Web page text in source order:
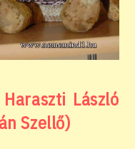
László
Szellő)